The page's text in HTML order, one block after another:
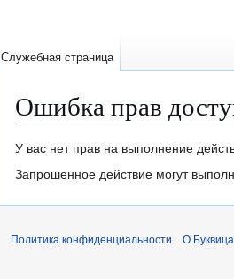
Ошибка прав
Перейти
к
Перейти
к
У вас нет прав на выполнение
Запрошенное действие могут
Служебная страница
Политика конфиденциальности О Буквица